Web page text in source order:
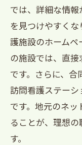
西宮市
訪問看
未来の
識
西宮市の訪
貢献を両立
西宮市
方法
では、詳細な情
を見つけやすく
護施設のホーム
の施設では、直
です。さらに、
訪問看護ステー
です。地元のネ
ることが、理想
す。